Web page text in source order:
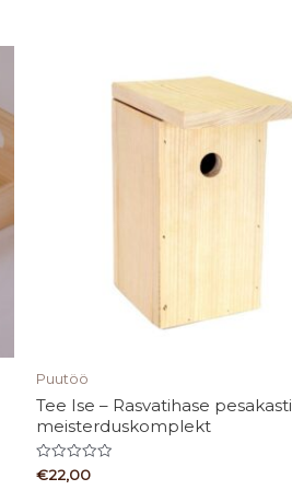
Puutöö
Tee Ise – Rasvatihase pesakasti
meisterduskomplekt
Hinnanguga
0
€22,00